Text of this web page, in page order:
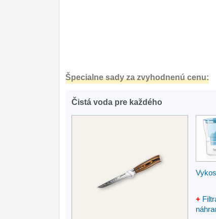
Špecialne sady za zvyhodnenú cenu:
Čistá voda pre každého
+